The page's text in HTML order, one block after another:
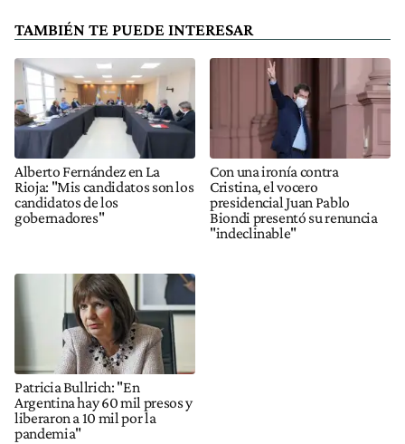
TAMBIÉN TE PUEDE INTERESAR
Alberto Fernández en La
Rioja: "Mis candidatos son los
candidatos de los
gobernadores"
Con una ironía contra
Cristina, el vocero
presidencial Juan Pablo
Biondi presentó su renuncia
"indeclinable"
Patricia Bullrich: "En
Argentina hay 60 mil presos y
liberaron a 10 mil por la
pandemia"